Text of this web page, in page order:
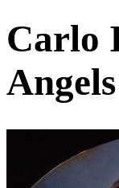
Carlo